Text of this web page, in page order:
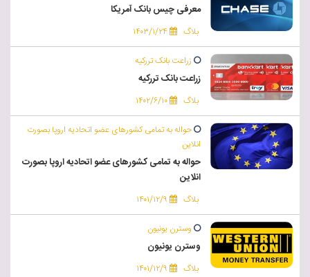
معرفی چیس بانک آمریکا
بلاگ ۱۴۰۳/۱/۲۴
زراعت بانک تررکیه
زراعت بانک تررکیه
بلاگ ۱۴۰۲/۶/۱۰
حواله به تمامی کشورهای عضو اتحادیه اروپا بصورت
انلاین
حواله به تمامی کشورهای عضو اتحادیه اروپا بصورت
انلاین
بلاگ ۱۴۰۱/۱۲/۹
وسترن یونیون
وسترن یونیون
بلاگ ۱۴۰۱/۱۲/۹